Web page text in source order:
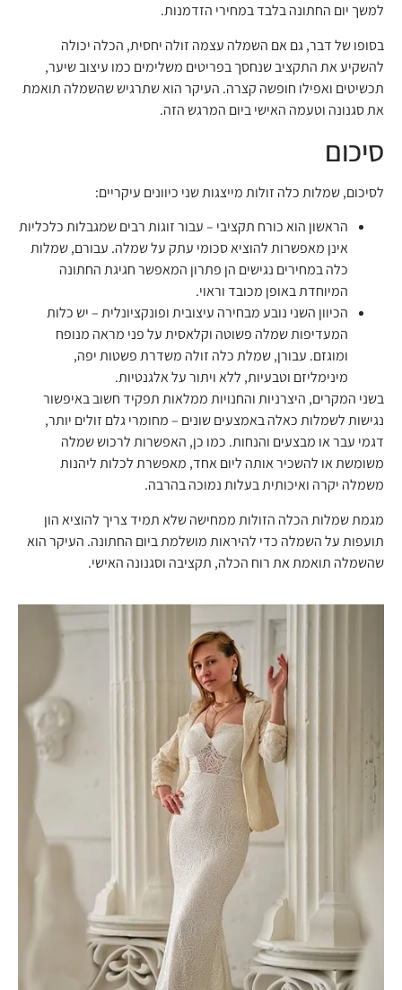
למשך יום החתונה בלבד במחירי הזדמנות.
בסופו של דבר, גם אם השמלה עצמה זולה יחסית, הכלה יכולה
להשקיע את התקציב שנחסך בפריטים משלימים כמו עיצוב שיער,
תכשיטים ואפילו חופשה קצרה. העיקר הוא שתרגיש שהשמלה תואמת
את סגנונה וטעמה האישי ביום המרגש הזה.
סיכום
לסיכום, שמלות כלה זולות מייצגות שני כיוונים עיקריים:
הראשון הוא כורח תקציבי – עבור זוגות רבים שמגבלות כלכליות
אינן מאפשרות להוציא סכומי עתק על שמלה. עבורם, שמלות
כלה במחירים נגישים הן פתרון המאפשר חגיגת החתונה
המיוחדת באופן מכובד וראוי.
הכיוון השני נובע מבחירה עיצובית ופונקציונלית – יש כלות
המעדיפות שמלה פשוטה וקלאסית על פני מראה מנופח
ומוגזם. עבורן, שמלת כלה זולה משדרת פשטות יפה,
מינימליזם וטבעיות, ללא ויתור על אלגנטיות.
בשני המקרים, היצרניות והחנויות ממלאות תפקיד חשוב באיפשור
נגישות לשמלות כאלה באמצעים שונים – מחומרי גלם זולים יותר,
דגמי עבר או מבצעים והנחות. כמו כן, האפשרות לרכוש שמלה
משומשת או להשכיר אותה ליום אחד, מאפשרת לכלות ליהנות
משמלה יקרה ואיכותית בעלות נמוכה בהרבה.
מגמת שמלות הכלה הזולות ממחישה שלא תמיד צריך להוציא הון
תועפות על השמלה כדי להיראות מושלמת ביום החתונה. העיקר הוא
שהשמלה תואמת את רוח הכלה, תקציבה וסגנונה האישי.